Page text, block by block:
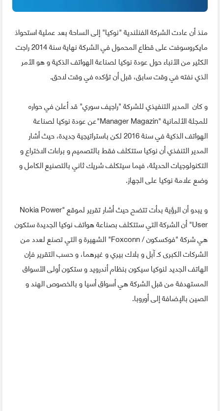
منذ أن عادت الشركة الفنلندية "نوكيا" إلى الساحة بعد عملية استحواذ
مايكروسوفت على قطاع المحمول في الشركة نهاية سنة 2014 راجت
الكثير من الأنباء حول عودة نوكيا لصناعة الهواتف الذكية و هو الأمر
الذي نفته في وقت سابق، قبل أن تؤكده في وقت لاحق.
و كان المدير التنفيذي للشركة "راجيف سوري" قد أعلن في حواره
للمجلة الألمانية "Manager Magazin"عن عودة نوكيا لصناعة
الهواتف الذكية في سنة 2016 لكن باستراتيجية جديدة، حيث أشار
المدير التنفذي أن نوكيا ستتكلف فقط بالتصميم و براءات الاختراع و
التكنولوجيات الحديثة، فيما سيتكلف شريك ثاني بالتصنيع الكامل و
وضع علامة نوكيا على الجهاز.
و يبدو أن الرؤية بدأت تتضح حيث أشار تقرير لموقع "Nokia Power
User" أن الشركة التي ستتكلف بصناعة هواتف نوكيا الجديدة ستكون
هي شركة "فوكسكون / Foxconn" الشهيرة و التي تصنع لعدد من
الشركات الكبرى كـ آبل و بلاك بيري و غيرهما، و حسب التقرير فإن
الهاتف الجديد لنوكيا سيكون بنظام أندرويد و ستكون أولى الأسواق
المستهدفة من قبل الشركة هي أسواق أسيا و بالخصوص الهند و
الصين بالإضافة إلى أوروبا.